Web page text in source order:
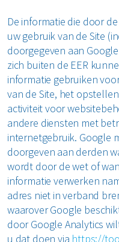
De informatie die door
uw gebruik van de Site
doorgegeven aan
zich buiten de EER
informatie gebruiken
van de Site, het
activiteit voor
andere diensten met
internetgebruik. Google
doorgeven aan derden
wordt door de wet of
informatie verwerken
adres niet in verband
waarover Google
door Google Analytics
u dat doen via https://